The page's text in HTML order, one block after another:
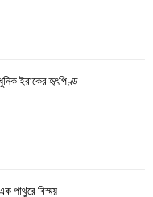
ইরাকের হৃৎপিণ্ড
পাথুরে বিস্ময়